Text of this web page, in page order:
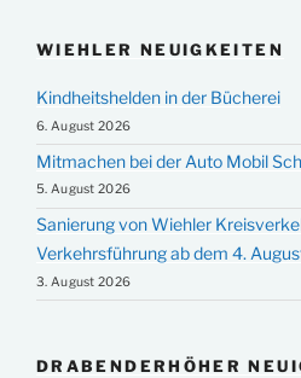
WIEHLER NEUIGKEITEN
Kindheitshelden in der Bücherei
6. August 2026
Mitmachen bei der Auto Mobil
5. August 2026
Sanierung von Wiehler
Verkehrsführung ab dem 4.
3. August 2026
DRABENDERHÖHER